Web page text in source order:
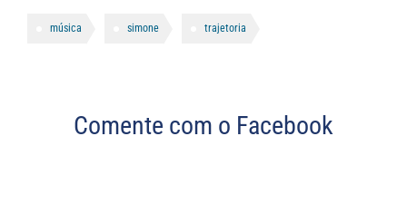
música simone trajetoria
Comente com o Facebook